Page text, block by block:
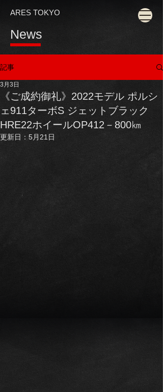
ARES TOKYO
News
記事
《ご成約御礼》2022モデル ポルシ
ェ911ターボS ジェットブラック
HRE22ホイールOP412－800㎞
3月3日
更新日： 5月21日